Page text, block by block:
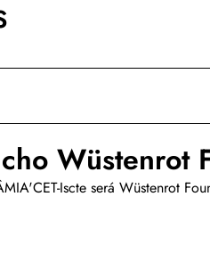
Wüstenrot
Iscte será Wüstenrot